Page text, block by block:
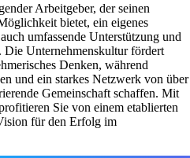
Arbeitgeber, der seinen
bietet, ein eigenes
umfassende Unterstützung und
Die Unternehmenskultur fördert
Denken, während
und ein starkes Netzwerk von über
Gemeinschaft schaffen. Mit
Sie von einem etablierten
für den Erfolg im